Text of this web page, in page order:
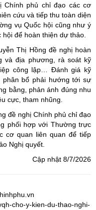
Chính phủ chỉ đạo các cơ
cứu và tiếp thu toàn diện
vụ Quốc hội cũng như ý
để hoàn thiện dự thảo.
Thị Hồng đề nghị hoàn
và địa phương, rà soát kỹ
công lập… Đánh giá kỹ
phân bổ phải hướng tới sự
bằng, phản ánh đúng nhu
cực, tham nhũng.
đề nghị Chính phủ chỉ đạo
phối hợp với Thường trực
cơ quan liên quan để tiếp
Nghị quyết.
Cập nhật 8/7/2026
cho-y-kien-du-thao-nghi-